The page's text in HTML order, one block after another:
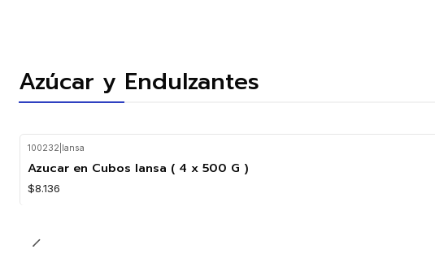
Azúcar y Endulzantes
100232 Iansa
Azucar en Cubos Iansa ( 4 x 500 G )
$8.136